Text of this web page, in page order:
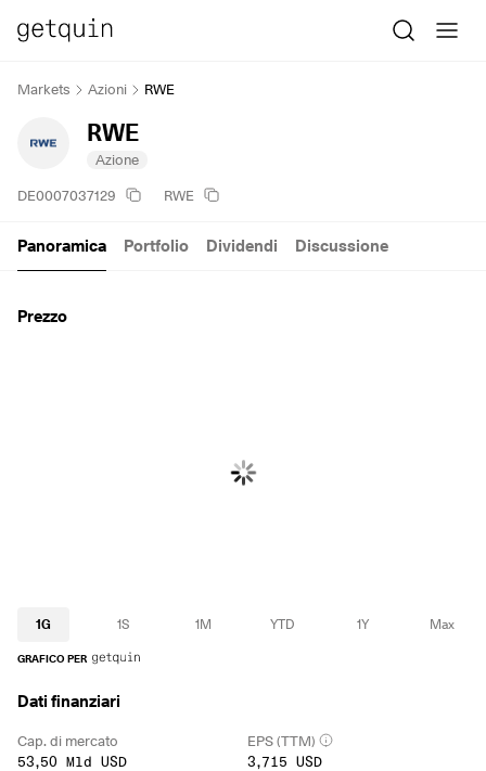
Markets Azioni RWE
RWE
Azione
DE0007037129 RWE
Panoramica Portfolio Dividendi Discussione
Prezzo
1G 1S 1M YTD 1Y Max
GRAFICO PER
Dati finanziari
Cap. di mercato
53,50 Mld USD
EPS (TTM)
3,715 USD